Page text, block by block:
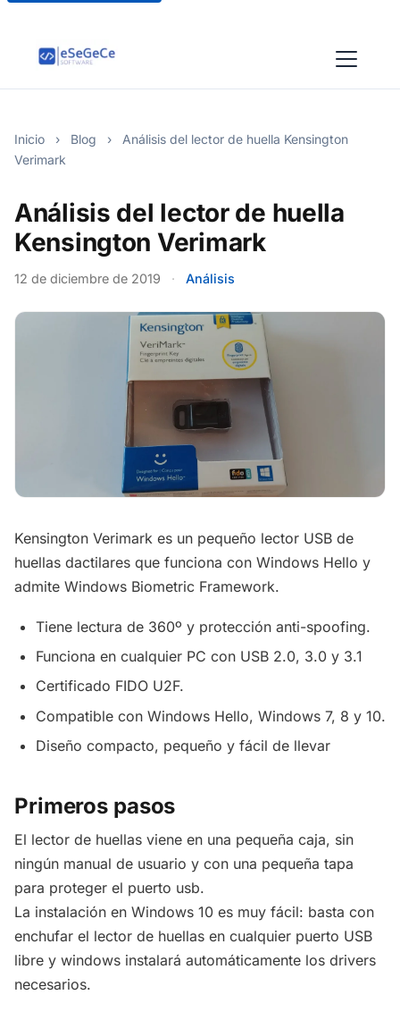
Inicio › Blog ›
Análisis del lector de huella Kensington
Verimark
Análisis del lector de huella
Kensington Verimark
12 de diciembre de 2019 · Análisis
Kensington Verimark es un pequeño lector USB de
huellas dactilares que funciona con Windows Hello y
admite Windows Biometric Framework.
Tiene lectura de 360º y protección anti-spoofing.
Funciona en cualquier PC con USB 2.0, 3.0 y 3.1
Certificado FIDO U2F.
Compatible con Windows Hello, Windows 7, 8 y 10.
Diseño compacto, pequeño y fácil de llevar
Primeros pasos
El lector de huellas viene en una pequeña caja, sin
ningún manual de usuario y con una pequeña tapa
para proteger el puerto usb.
La instalación en Windows 10 es muy fácil: basta con
enchufar el lector de huellas en cualquier puerto USB
libre y windows instalará automáticamente los drivers
necesarios.